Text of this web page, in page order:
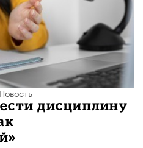
дисциплину